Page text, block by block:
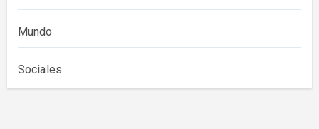
Mundo
Sociales